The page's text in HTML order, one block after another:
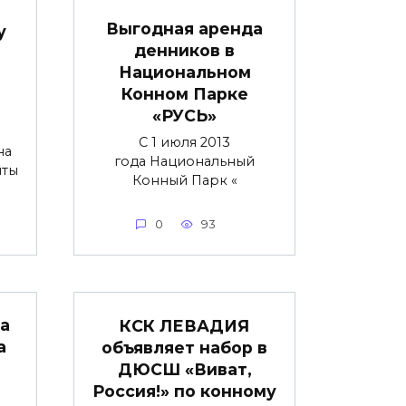
Выгодная аренда
денников в
Национальном
Конном Парке
«РУСЬ»
С 1 июля 2013
года Национальный
Конный Парк «
0 93
КСК ЛЕВАДИЯ
объявляет набор в
ДЮСШ «Виват,
Россия!» по конному